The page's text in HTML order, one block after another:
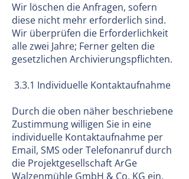
Wir löschen die Anfragen, sofern
diese nicht mehr erforderlich sind.
Wir überprüfen die Erforderlichkeit
alle zwei Jahre; Ferner gelten die
gesetzlichen Archivierungspflichten.
3.3.1 Individuelle Kontaktaufnahme
Durch die oben näher beschriebene
Zustimmung willigen Sie in eine
individuelle Kontaktaufnahme per
Email, SMS oder Telefonanruf durch
die Projektgesellschaft ArGe
Walzenmühle GmbH & Co. KG ein.